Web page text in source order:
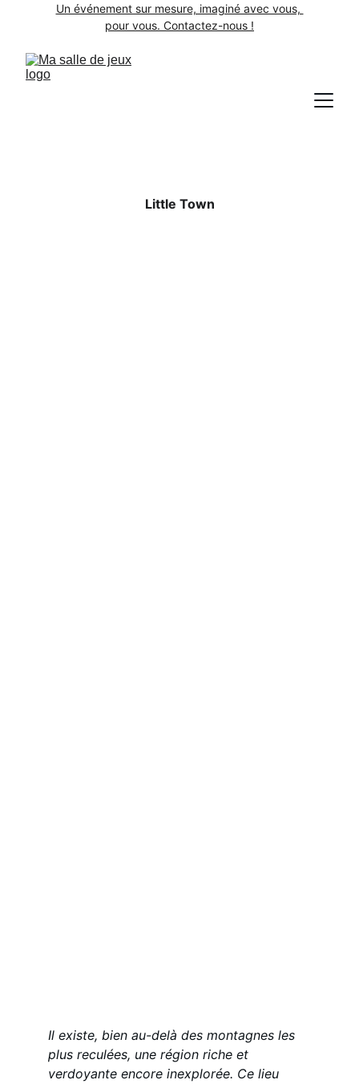
Un événement sur mesure, imaginé avec vous,
pour vous. Contactez-nous !
Little Town
Il existe, bien au-delà des montagnes les
plus reculées, une région riche et
verdoyante encore inexplorée. Ce lieu